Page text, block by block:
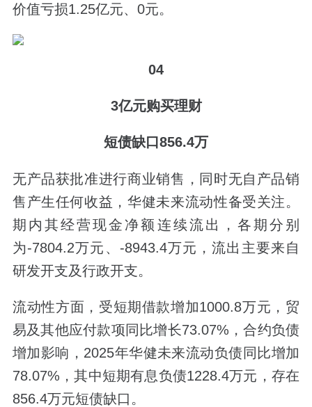
价值亏损1.25亿元、0元。
04
3亿元购买理财
短债缺口856.4万
无产品获批准进行商业销售，同时无自产品销
售产生任何收益，华健未来流动性备受关注。
期内其经营现金净额连续流出，各期分别
为-7804.2万元、-8943.4万元，流出主要来自
研发开支及行政开支。
流动性方面，受短期借款增加1000.8万元，贸
易及其他应付款项同比增长73.07%，合约负债
增加影响，2025年华健未来流动负债同比增加
78.07%，其中短期有息负债1228.4万元，存在
856.4万元短债缺口。